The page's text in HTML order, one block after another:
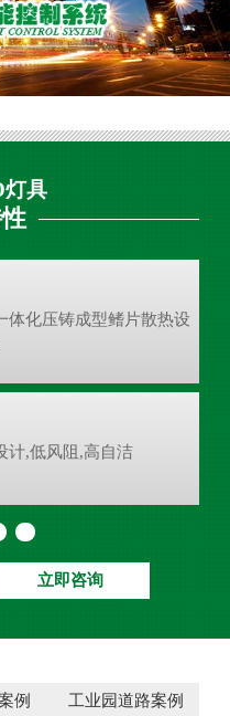
具
体化压铸成型鳍片散热设
计,低风阻,高自洁
立即咨询
例 工业园道路案例